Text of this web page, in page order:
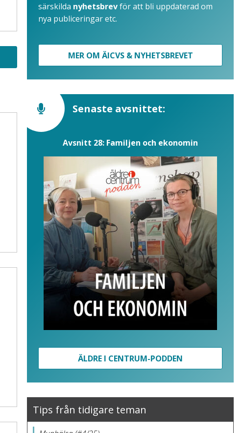
särskilda nyhetsbrevför att bli uppdaterad om
nya publiceringar etc.
MER OM ÄICVS & NYHETSBREVET
Senaste avsnittet:
Avsnitt 28: Familjen och ekonomin
ÄLDRE I CENTRUM-PODDEN
Tips från tidigare teman